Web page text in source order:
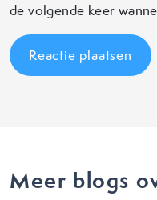
de volgende keer
Meer blogs